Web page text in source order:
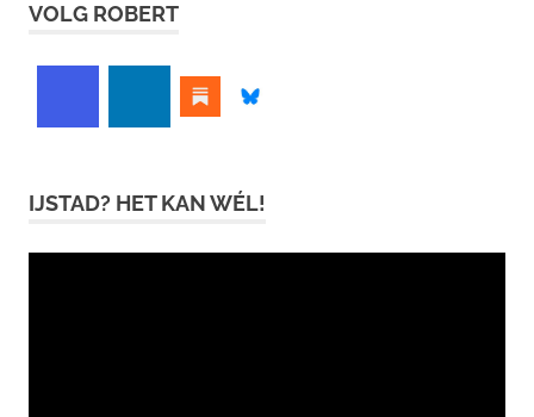
VOLG ROBERT
IJSTAD? HET KAN WÉL!